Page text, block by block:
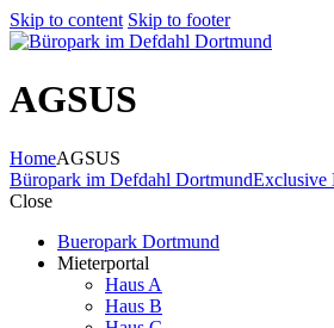
Skip to content Skip to footer
AGSUS
HomeAGSUS
Büropark im Defdahl DortmundExclusive
Close
Bueropark Dortmund
Mieterportal
Haus A
Haus B